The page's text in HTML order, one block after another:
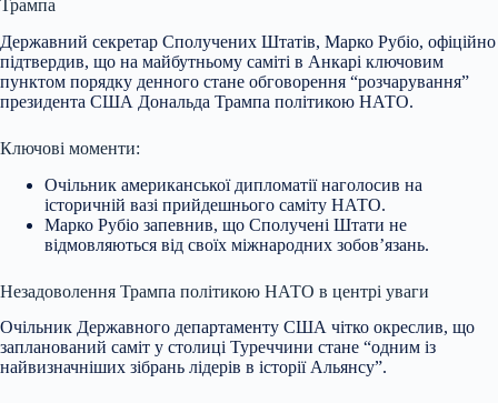
Трампа
Державний секретар Сполучених Штатів, Марко Рубіо, офіційно
підтвердив, що на майбутньому саміті в Анкарі ключовим
пунктом порядку денного стане обговорення “розчарування”
президента США Дональда Трампа політикою НАТО.
Ключові моменти:
Очільник американської дипломатії наголосив на
історичній вазі прийдешнього саміту НАТО.
Марко Рубіо запевнив, що Сполучені Штати не
відмовляються від своїх міжнародних зобов’язань.
Незадоволення Трампа політикою НАТО в центрі уваги
Очільник Державного департаменту США чітко окреслив, що
запланований саміт у столиці Туреччини стане “одним із
найвизначніших зібрань лідерів в історії Альянсу”.